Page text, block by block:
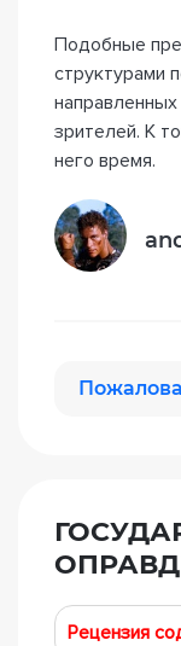
Подобные
структурами
зрителей. К
него время.
Рецензия